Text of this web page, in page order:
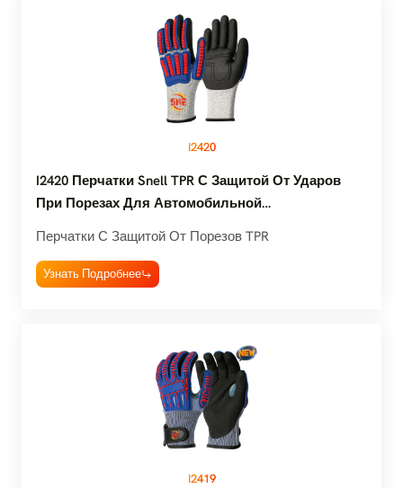
I2420
I2420 Перчатки Snell TPR С Защитой От Ударов
При Порезах Для Автомобильной
Перчатки С Защитой От Порезов TPR
Узнать Подробнее
I2419